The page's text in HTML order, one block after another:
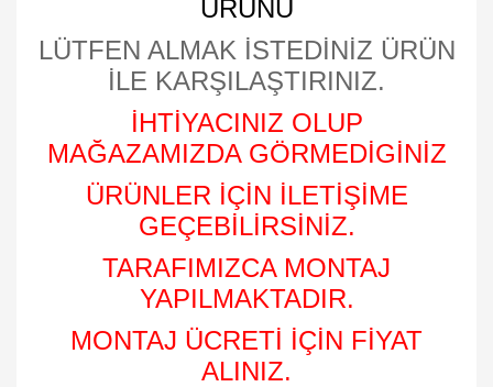
ÜRÜNÜ
LÜTFEN ALMAK İSTEDİNİZ ÜRÜN
İLE KARŞILAŞTIRINIZ.
İHTİYACINIZ OLUP
MAĞAZAMIZDA GÖRMEDİGİNİZ
ÜRÜNLER İÇİN İLETİŞİME
GEÇEBİLİRSİNİZ.
TARAFIMIZCA MONTAJ
YAPILMAKTADIR.
MONTAJ ÜCRETİ İÇİN FİYAT
ALINIZ.